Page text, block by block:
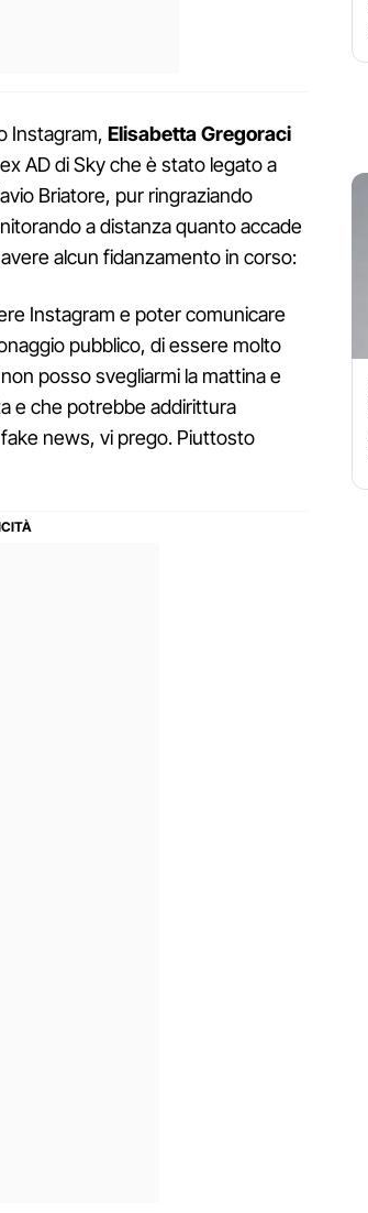
Instagram, Elisabetta Gregoraci
AD di Sky che è stato legato a
Briatore, pur ringraziando
a distanza quanto accade
alcun fidanzamento in corso:
Instagram e poter comunicare
pubblico, di essere molto
posso svegliarmi la mattina e
e che potrebbe addirittura
news, vi prego. Piuttosto